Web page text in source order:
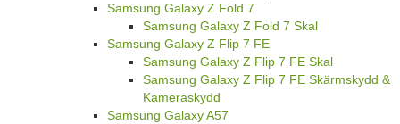
Samsung Galaxy Z Fold 7
Samsung Galaxy Z Fold 7 Skal
Samsung Galaxy Z Flip 7 FE
Samsung Galaxy Z Flip 7 FE Skal
Samsung Galaxy Z Flip 7 FE Skärmskydd &
Kameraskydd
Samsung Galaxy A57